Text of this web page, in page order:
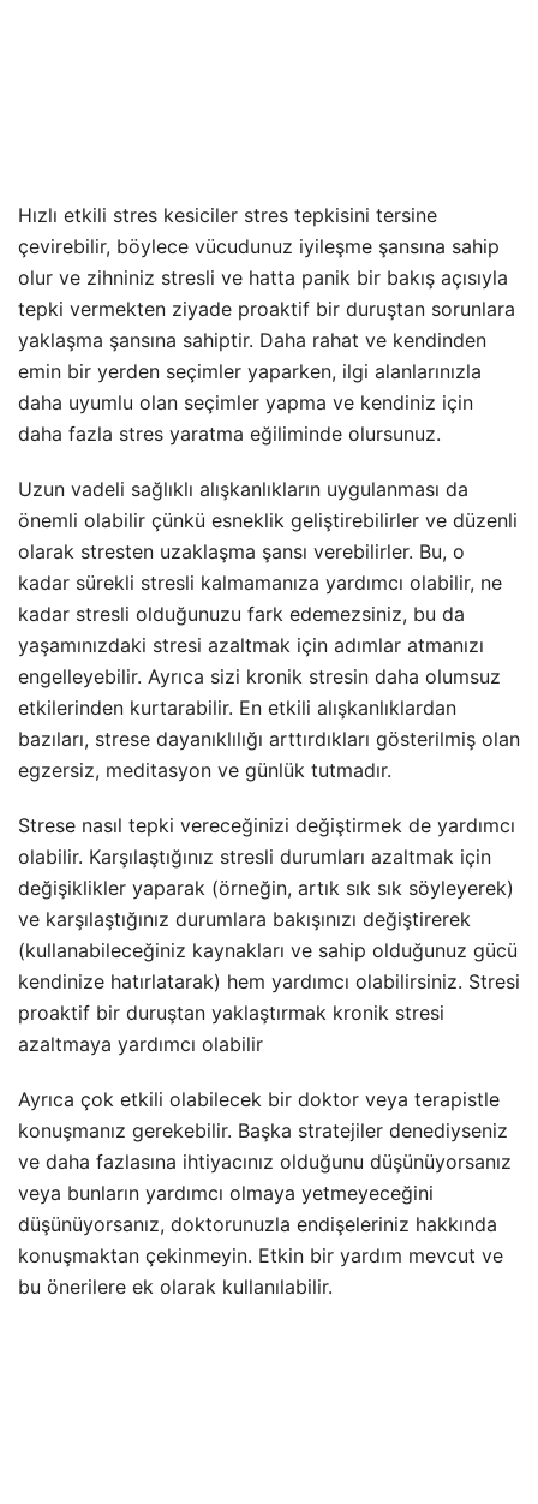
Hızlı etkili stres kesiciler stres tepkisini tersine
çevirebilir, böylece vücudunuz iyileşme şansına sahip
olur ve zihniniz stresli ve hatta panik bir bakış açısıyla
tepki vermekten ziyade proaktif bir duruştan sorunlara
yaklaşma şansına sahiptir. Daha rahat ve kendinden
emin bir yerden seçimler yaparken, ilgi alanlarınızla
daha uyumlu olan seçimler yapma ve kendiniz için
daha fazla stres yaratma eğiliminde olursunuz.
Uzun vadeli sağlıklı alışkanlıkların uygulanması da
önemli olabilir çünkü esneklik geliştirebilirler ve düzenli
olarak stresten uzaklaşma şansı verebilirler. Bu, o
kadar sürekli stresli kalmamanıza yardımcı olabilir, ne
kadar stresli olduğunuzu fark edemezsiniz, bu da
yaşamınızdaki stresi azaltmak için adımlar atmanızı
engelleyebilir. Ayrıca sizi kronik stresin daha olumsuz
etkilerinden kurtarabilir. En etkili alışkanlıklardan
bazıları, strese dayanıklılığı arttırdıkları gösterilmiş olan
egzersiz, meditasyon ve günlük tutmadır.
Strese nasıl tepki vereceğinizi değiştirmek de yardımcı
olabilir. Karşılaştığınız stresli durumları azaltmak için
değişiklikler yaparak (örneğin, artık sık sık söyleyerek)
ve karşılaştığınız durumlara bakışınızı değiştirerek
(kullanabileceğiniz kaynakları ve sahip olduğunuz gücü
kendinize hatırlatarak) hem yardımcı olabilirsiniz. Stresi
proaktif bir duruştan yaklaştırmak kronik stresi
azaltmaya yardımcı olabilir
Ayrıca çok etkili olabilecek bir doktor veya terapistle
konuşmanız gerekebilir. Başka stratejiler denediyseniz
ve daha fazlasına ihtiyacınız olduğunu düşünüyorsanız
veya bunların yardımcı olmaya yetmeyeceğini
düşünüyorsanız, doktorunuzla endişeleriniz hakkında
konuşmaktan çekinmeyin. Etkin bir yardım mevcut ve
bu önerilere ek olarak kullanılabilir.